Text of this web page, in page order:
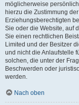
möglicherweise
hierzu die Zustimmung
Erziehungsberechtigten
Sie oder die Website, auf
Sie einen rechtlichen
Limited und der Besitzer
und nicht die Anlaufstelle
solchen, die unter der
Beschwerden oder
werden.
Nach oben